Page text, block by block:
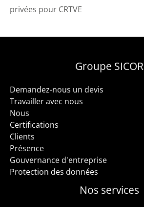
privées pour CRTVE
Groupe SICOR
Demandez-nous un devis
Travailler avec nous
Nous
Certifications
Clients
Présence
Gouvernance d'entreprise
Protection des données
Nos services